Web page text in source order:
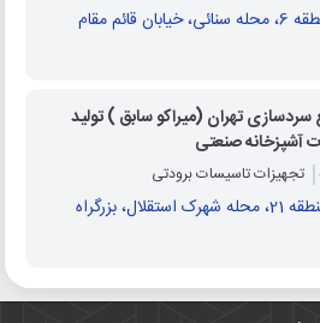
تهران، منطقه 6، محله سنائی، خیابان قائم مقام
تهران (میراکو سابق ) تولید
آشپزخانه صنعتی
تجهیزات تاسیسات برودتی
تهران، منطقه 21، محله شهرک استقلال، بزرگراه